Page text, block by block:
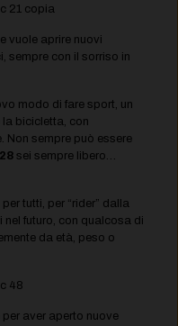
vuole aprire nuovi
sempre con il sorriso in
modo di fare sport, un
la bicicletta, con
Non sempre può essere
sei sempre libero…
tutti, per “rider” dalla
futuro, con qualcosa di
da età, peso o
aver aperto nuove